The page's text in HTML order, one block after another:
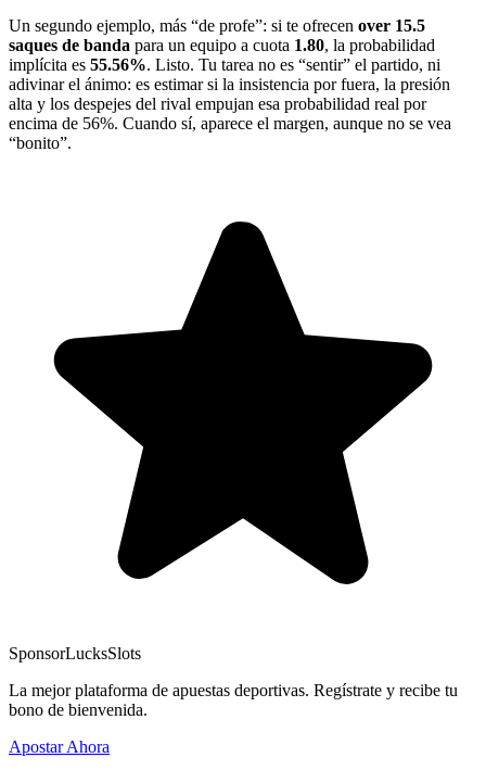
Un segundo ejemplo, más “de profe”: si te ofrecen over 15.5
saques de banda para un equipo a cuota 1.80, la probabilidad
implícita es 55.56%. Listo. Tu tarea no es “sentir” el partido, ni
adivinar el ánimo: es estimar si la insistencia por fuera, la presión
alta y los despejes del rival empujan esa probabilidad real por
encima de 56%. Cuando sí, aparece el margen, aunque no se vea
“bonito”.
SponsorLucksSlots
La mejor plataforma de apuestas deportivas. Regístrate y recibe tu
bono de bienvenida.
Apostar Ahora